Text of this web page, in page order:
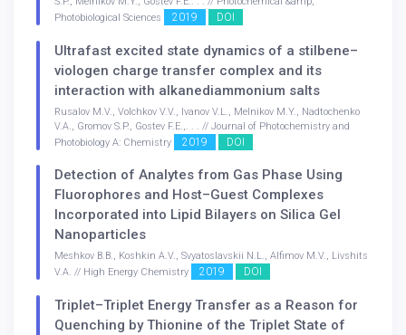
Photobiological Sciences
2019 DOI
Ultrafast excited state dynamics of a stilbene–
viologen charge transfer complex and its
interaction with alkanediammonium salts
Rusalov M.V., Volchkov V.V., Ivanov V.L., Melnikov M.Y., Nadtochenko
V.A., Gromov S.P., Gostev F.E.,. . . // Journal of Photochemistry and
Photobiology A: Chemistry
2019 DOI
Detection of Analytes from Gas Phase Using
Fluorophores and Host–Guest Complexes
Incorporated into Lipid Bilayers on Silica Gel
Nanoparticles
Meshkov B.B., Koshkin A.V., Svyatoslavskii N.L., Alfimov M.V., Livshits
V.A. // High Energy Chemistry
2019 DOI
Triplet–Triplet Energy Transfer as a Reason for
Quenching by Thionine of the Triplet State of